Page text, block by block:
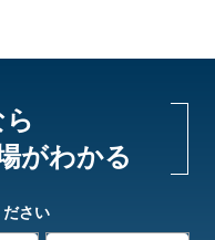
ら
がわかる
さい